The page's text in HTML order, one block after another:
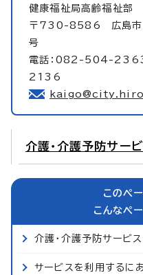
健康福祉局高齢福祉
〒730-8586 広島市
号
電話：082-504-
2136
介護・介護予防サー
このペ
こんなペ
介護・介護予防サービス
サービスを利用するに